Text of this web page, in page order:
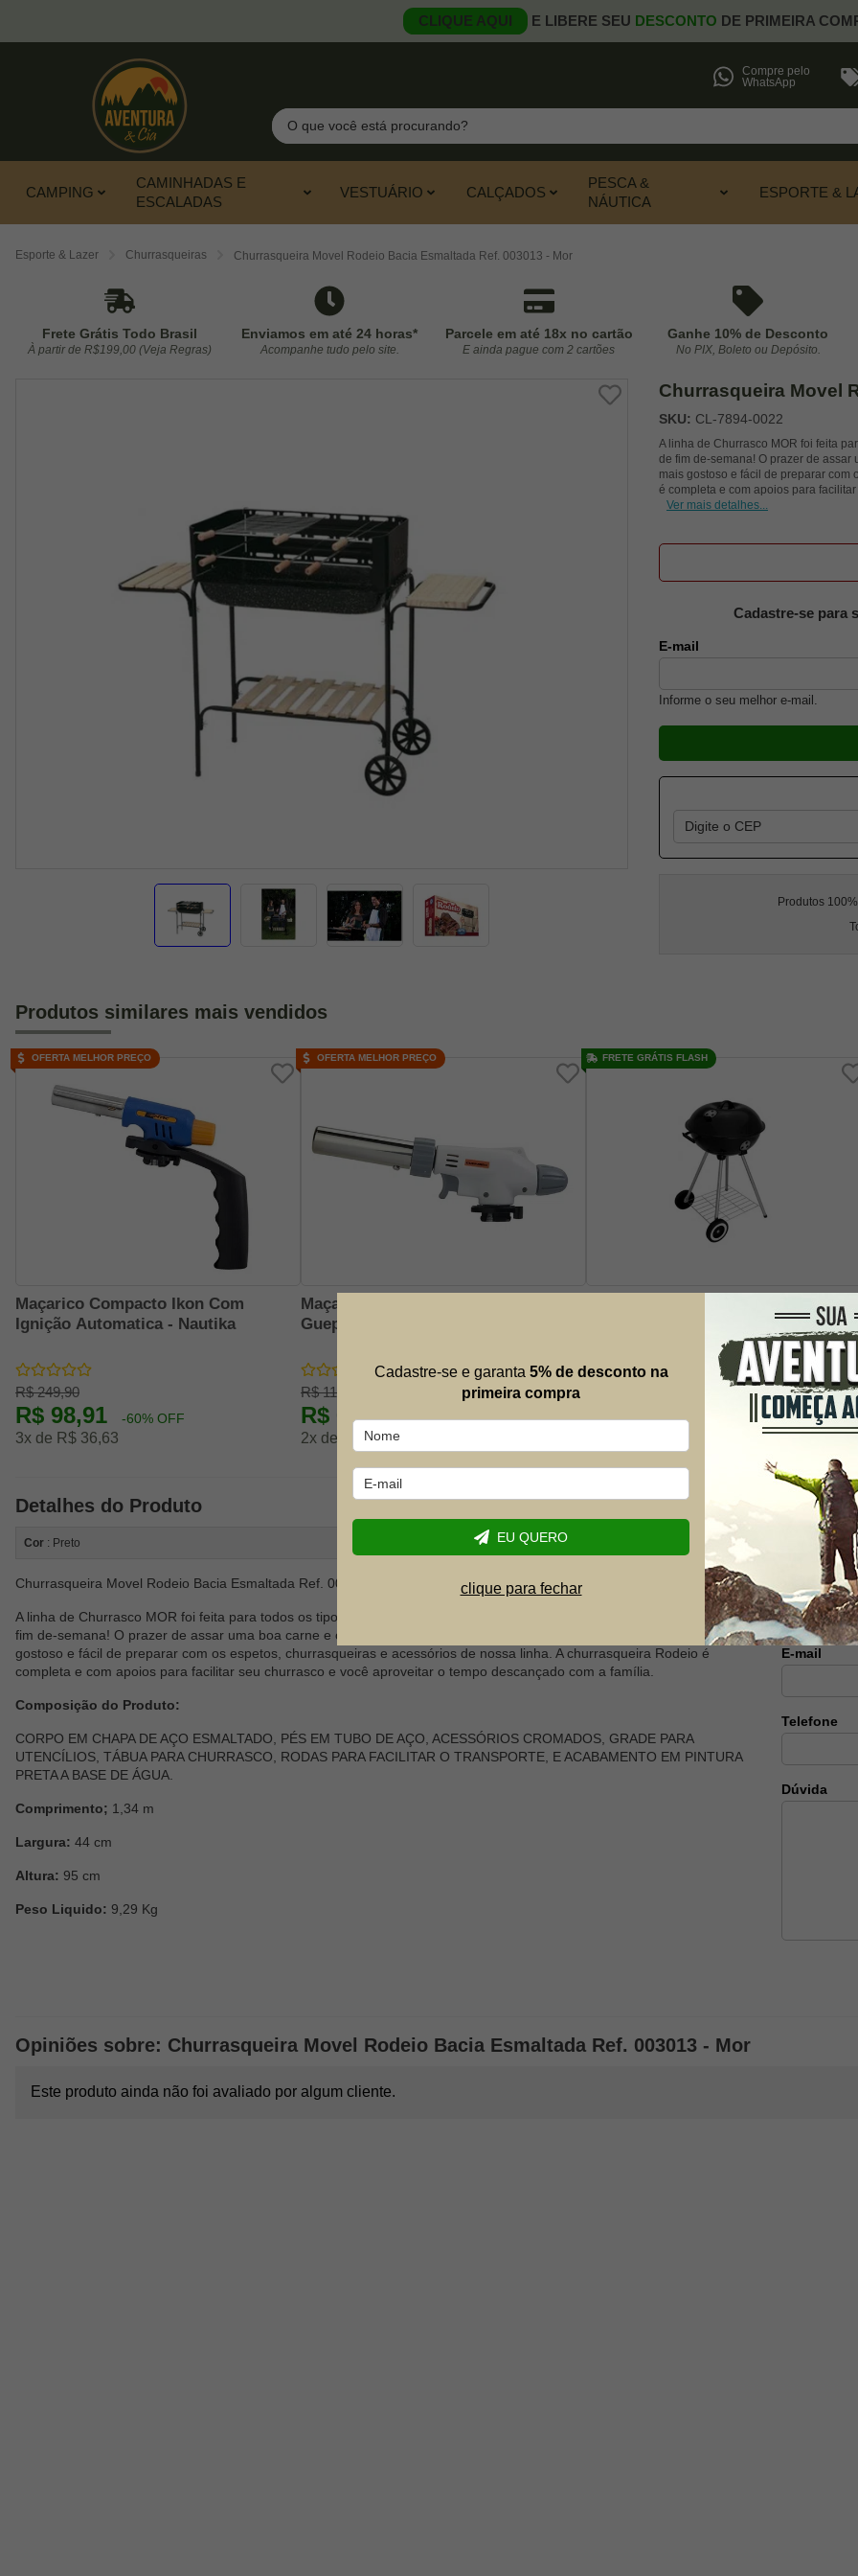
CLIQUE AQUI E LIBERE SEU DESCONTO DE PRIMEIRA
Compre pelo
WhatsApp
Pesquisar
CAMPING
CAMINHADAS E
ESCALADAS
VESTUÁRIO CALÇADOS
PESCA &
NÁUTICA
ESPORTE &
Esporte & Lazer Churrasqueiras Churrasqueira Movel Rodeio Bacia Esmaltada Ref. 003013 - Mor
Frete Grátis Todo Brasil
À partir de R$199,00 (Veja Regras)
Enviamos em até 24 horas*
Acompanhe tudo pelo site.
Parcele em até 18x no cartão
E ainda pague com 2 cartões
Ganhe 10% de Desconto
No PIX, Boleto ou Depósito.
Churrasqueira Movel
SKU: CL-7894-0022
A linha de Churrasco MOR foi feita
de fim de-semana! O prazer de
mais gostoso e fácil de preparar com
é completa e com apoios para
Ver mais detalhes...
Cadastre-se para
E-mail
Informe o seu melhor e-mail.
Produtos
Produtos similares mais vendidos
Maçarico Compacto Ikon Com
Ignição Automatica - Nautika
R$ 249,90
R$ 98,91 -60% OFF
3x de R$ 36,63
OFERTA MELHOR PREÇO
Maçarico Gourmet Flame Gun -
Guepardo
R$ 119,90
R$ 62,91 -48% OFF
2x de R$ 34,95
OFERTA MELHOR PREÇO
Churrasqueira Esmaltada Redonda A
R$ 273,16 -26% OFF
FRETE GRÁTIS FLASH
Detalhes do Produto
Cor : Preto
Churrasqueira Movel Rodeio Bacia Esmaltada Ref. 003013 - Mor
A linha de Churrasco MOR foi feita para todos os tipos de churrasqueiros, do mais requintado até os churrasqueiros de
fim de-semana! O prazer de assar uma boa carne e o culto a reunião dos amigos em torno do fogo ficam ainda mais
gostoso e fácil de preparar com os espetos, churrasqueiras e acessórios de nossa linha. A churrasqueira Rodeio é
completa e com apoios para facilitar seu churrasco e você aproveitar o tempo descançado com a família.
Composição do Produto:
CORPO EM CHAPA DE AÇO ESMALTADO, PÉS EM TUBO DE AÇO, ACESSÓRIOS CROMADOS, GRADE PARA
UTENCÍLIOS, TÁBUA PARA CHURRASCO, RODAS PARA FACILITAR O TRANSPORTE, E ACABAMENTO EM PINTURA
PRETA A BASE DE ÁGUA.
Comprimento; 1,34 m
Largura: 44 cm
Altura: 95 cm
Peso Liquido: 9,29 Kg
Mais
Envie
possível.
E-mail
Telefone
Dúvida
Opiniões sobre: Churrasqueira Movel Rodeio Bacia Esmaltada Ref. 003013 - Mor
Este produto ainda não foi avaliado por algum cliente.
Cadastre-se e garanta 5% de desconto na
primeira compra
EU QUERO
clique para fechar